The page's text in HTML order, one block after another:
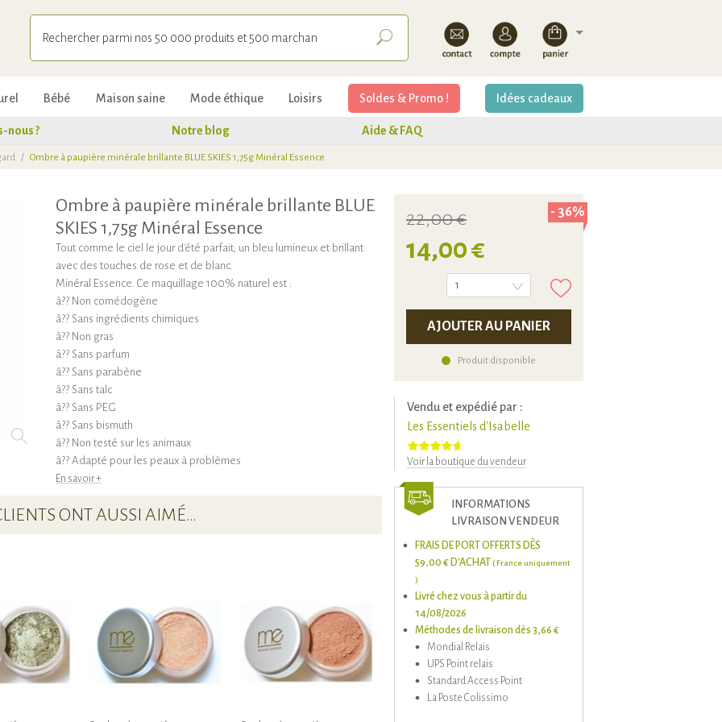
Bébé Maison saine Mode éthique Loisirs Idées cadeaux
Soldes & Promo !
nous ? Notre blog Aide & FAQ
/ Ombre à paupière minérale brillante BLUE SKIES 1,75g Minéral Essence
Ombre à paupière minérale brillante BLUE
SKIES 1,75g Minéral Essence
Tout comme le ciel le jour d'été parfait, un bleu lumineux et brillant
avec des touches de rose et de blanc.
Minéral Essence. Ce maquillage 100% naturel est :
â?? Non comédogène
â?? Sans ingrédients chimiques
â?? Non gras
â?? Sans parfum
â?? Sans parabène
â?? Sans talc
â?? Sans PEG
â?? Sans bismuth
â?? Non testé sur les animaux
â?? Adapté pour les peaux à problèmes
En savoir +
- 36%
22,00 €
14,00 €
1
AJOUTER AU PANIER
Produit disponible
Vendu et expédié par :
Les Essentiels d'Isabelle
Voir la boutique du vendeur
INFORMATIONS
LIVRAISON VENDEUR
FRAIS DE PORT OFFERTS DÈS
59,00 € D'ACHAT
( France uniquement
)
Livré chez vous à partir du
14/08/2026
Méthodes de livraison dès 3,66 €
Mondial Relais
UPS Point relais
Standard Access Point
La Poste Colissimo
ONT AUSSI AIMÉ…